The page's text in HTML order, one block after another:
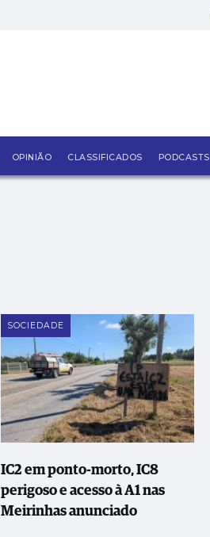
OPINIÃO CLASSIFICADOS PODCASTS
SOCIEDADE
IC2 em ponto-morto, IC8
perigoso e acesso à A1 nas
Meirinhas anunciado